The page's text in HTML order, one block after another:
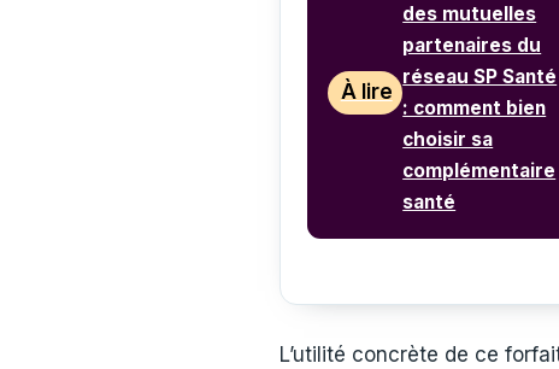
À lire
des mutuelles
partenaires du
réseau SP Santé
: comment bien
choisir sa
complémentaire
santé
L’utilité concrète de ce